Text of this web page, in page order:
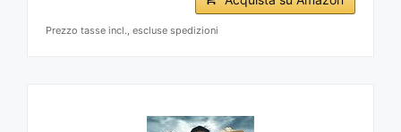
Prezzo tasse incl., escluse spedizioni